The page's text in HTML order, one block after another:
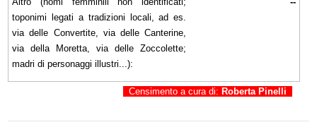
toponimi legati a tradizioni locali, ad es.
via delle Convertite, via delle Canterine,
via della Moretta, via delle Zoccolette;
madri di personaggi illustri...):
Censimento a cura di: Roberta Pinelli